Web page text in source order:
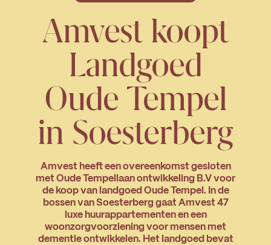
Amvest koopt
Landgoed
Oude Tempel
in Soesterberg
Amvest heeft een overeenkomst gesloten
met Oude Tempellaan ontwikkeling B.V voor
de koop van landgoed Oude Tempel. In de
bossen van Soesterberg gaat Amvest 47
luxe huurappartementen en een
woonzorgvoorziening voor mensen met
dementie ontwikkelen. Het landgoed bevat